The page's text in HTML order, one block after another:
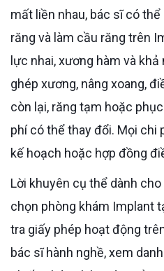
mất liền nhau, bác sĩ có
răng và làm cầu răng trên
lực nhai, xương hàm và
ghép xương, nâng xoang,
còn lại, răng tạm hoặc
phí có thể thay đổi. Mọi chi
kế hoạch hoặc hợp đồng
Lời khuyên cụ thể dành cho Chú Minh là: trước khi
chọn phòng khám Implant
tra giấy phép hoạt động
bác sĩ hành nghề, xem